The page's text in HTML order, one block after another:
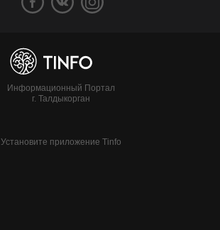
Информационный Портал
г. Талдыкорган
Установите приложение Tinfo